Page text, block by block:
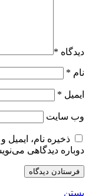
دیدگاه *
نام *
ایمیل *
وب‌ سایت
ذخیره نام،
دوباره دیدگاهی
بستن